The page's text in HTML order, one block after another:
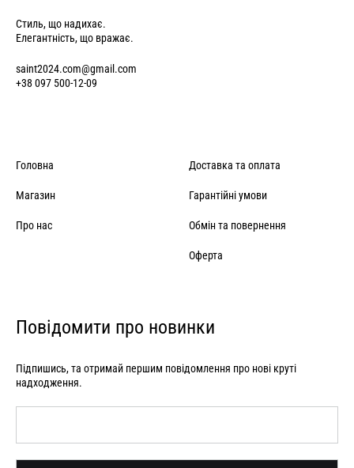
Стиль, що надихає.
Елегантність, що вражає.
saint2024.com@gmail.com
+38 097 500-12-09
Головна
Магазин
Про нас
Доставка та оплата
Гарантійні умови
Обмін та повернення
Оферта
Повідомити про новинки
Підпишись, та отримай першим повідомлення про нові круті
надходження.